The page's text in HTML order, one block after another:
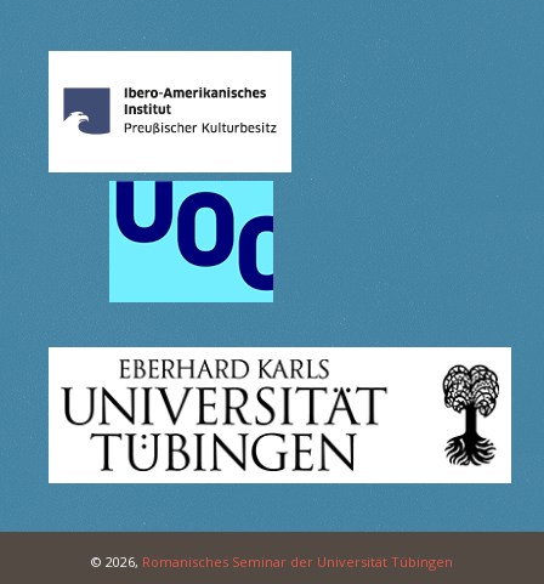
© 2026, Romanisches Seminar der Universität Tübingen